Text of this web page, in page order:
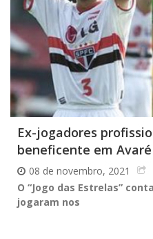
Ex-jogadores
beneficente em Avaré
08 de novembro, 2021
O “Jogo das Estrelas”
jogaram nos